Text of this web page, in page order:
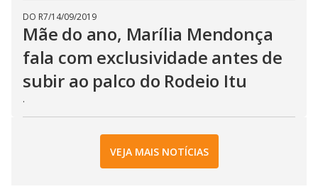
DO R7/14/09/2019
Mãe do ano, Marília Mendonça
fala com exclusividade antes de
subir ao palco do Rodeio Itu
.
VEJA MAIS NOTÍCIAS